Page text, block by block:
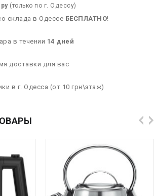
(только по г. Одессу)
склада в Одессе БЕСПЛАТНО!
в течении 14 дней
доставки для вас
в г. Одесса (от 10 грн\этаж)